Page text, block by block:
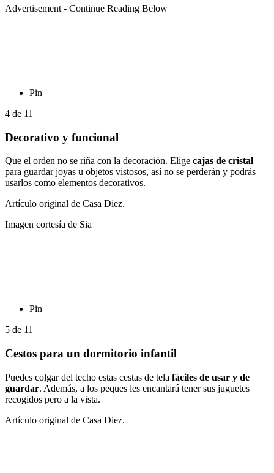
Advertisement - Continue Reading Below
Pin
4 de 11
Decorativo y funcional
Que el orden no se riña con la decoración. Elige cajas de cristal
para guardar joyas u objetos vistosos, así no se perderán y podrás
usarlos como elementos decorativos.
Artículo original de Casa Diez.
Imagen cortesía de Sia
Pin
5 de 11
Cestos para un dormitorio infantil
Puedes colgar del techo estas cestas de tela fáciles de usar y de
guardar. Además, a los peques les encantará tener sus juguetes
recogidos pero a la vista.
Artículo original de Casa Diez.